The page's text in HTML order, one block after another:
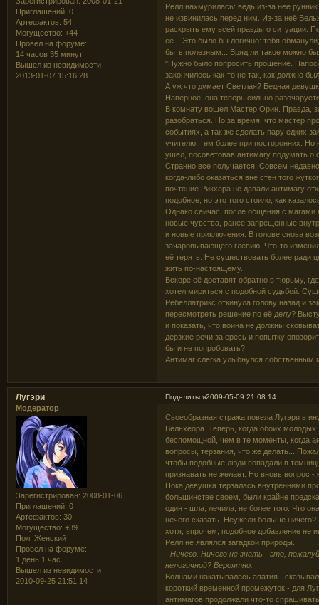
Приглашений: 0
Артефактов: 54
Могущество: +44
Провел на форуме:
14 часов 35 минут
Вышел из невидимости
2013-01-07 15:16:28
Релл нахмурилась: ведь из-за неё
не извинилась перед ним. Из-за неё
раскрыть ему всей правды о ситуации.
её... Это было бы логично: тебя
быть полезным... Вряд ли такое можно
"Нужно было попросить прощение.
закончилось как-то не так, как должно
А уж что думает Светлая? Бедная
Наверное, она теперь сильно
В комнату вошел Мастер Орин. Правда,
разобраться. Но за время, что мастер
событиях, а так же сделать пару едких
учителю, тем более при посторонних. Но
ушел, посоветовав антимагу подумать о
Странно все получается. Совсем
когда-либо оказаться вне стен того
почтение Рикхара не давали антимагу
подобное, но это того стоило, как
Однако сейчас, после общения с магами
новые чувства, ранее запрещенные
и новые приключения. В голове снова
зачаровывающего глевию. Что-то
её терять. Не существовать более ради
жить по-настоящему.
Вскоре её доставят обратно в тюрьму,
хотел мириться с подобной судьбой.
Ребеллатрикс откинула голову назад и
пересмотреть решение по её делу?
и показать, что воина не должны
дерзкие речи за ересь и попытку
бы и не попробовать?
Антимаг слегка улыбнулся
Поделиться2009-05-09 21:08:14
Лугэри
Модератор
Зарегистрирован: 2008-01-06
Приглашений: 0
Артефактов: 30
Могущество: +39
Пол: Женский
Провел на форуме:
1 день 1 час
Вышел из невидимости
2010-09-25 21:51:14
Своеобразная стража повела Лугэри в
Вельхеора. Теперь, когда обоих
беспомощной, чем в те моменты, когда
вопросы, терзания, что же делать...
чтобы подобные люди попадали в
признавать не желает. Но вновь вопрос -
Пока девушка терзалась внутренними
большинстве своем, были крайне
один - шла, лечила, не более того. Что
нечего сказать. Неужели больше
хотя, впрочем, подобное добавление не
Релл не являлся загадкой природы.
- Ничего. Ничего не знать - это,
нелогичной? Вероятно.
Волнами накатывалась апатия -
короткий временной промежуток - для
антимагов продолжали что-то